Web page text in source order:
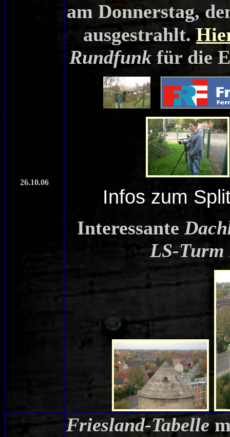
26.10.06
am Donnerstag,
ausgestrahlt.
Rundfunkfür die
Infos zum
Interessante
LS-Turm
Friesland-Tabelle